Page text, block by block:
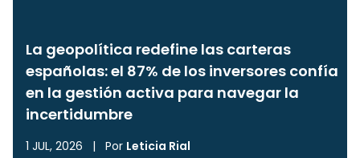
La geopolítica redefine las carteras
españolas: el 87% de los inversores confía
en la gestión activa para navegar la
incertidumbre
1 JUL, 2026 | Por Leticia Rial